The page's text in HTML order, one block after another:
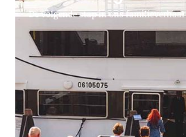
De volgende stap in ons familieverhaal